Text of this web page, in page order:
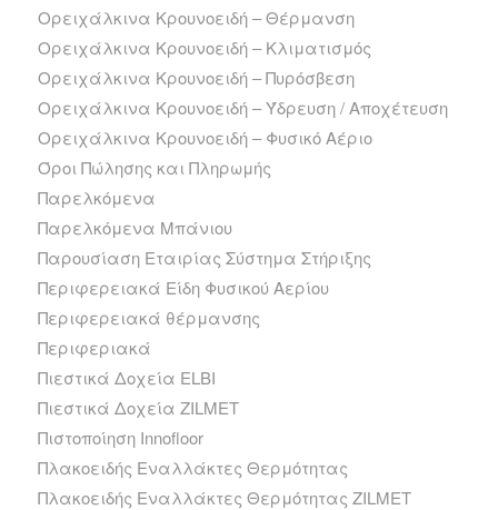
Ορειχάλκινα Κρουνοειδή – Θέρμανση
Ορειχάλκινα Κρουνοειδή – Κλιματισμός
Ορειχάλκινα Κρουνοειδή – Πυρόσβεση
Ορειχάλκινα Κρουνοειδή – Ύδρευση / Αποχέτευση
Ορειχάλκινα Κρουνοειδή – Φυσικό Αέριο
Όροι Πώλησης και Πληρωμής
Παρελκόμενα
Παρελκόμενα Μπάνιου
Παρουσίαση Εταιρίας Σύστημα Στήριξης
Περιφερειακά Είδη Φυσικού Αερίου
Περιφερειακά θέρμανσης
Περιφεριακά
Πιεστικά Δοχεία ELBI
Πιεστικά Δοχεία ZILMET
Πιστοποίηση Innofloor
Πλακοειδής Εναλλάκτες Θερμότητας
Πλακοειδής Εναλλάκτες Θερμότητας ZILMET